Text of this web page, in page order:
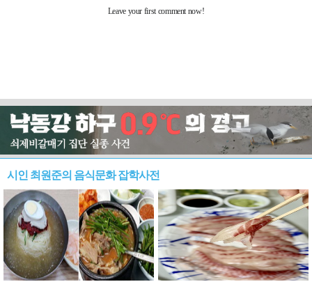
시인 최원준의 음식문화 잡학사전